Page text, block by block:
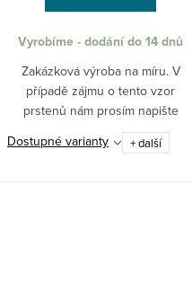
Vyrobíme - dodání do 14 dnů
Zakázková výroba na míru. V
případě zájmu o tento vzor
prstenů nám prosím napište
požadované velikosti do dotazu k
produktu nebo na email
Dostupné varianty + další